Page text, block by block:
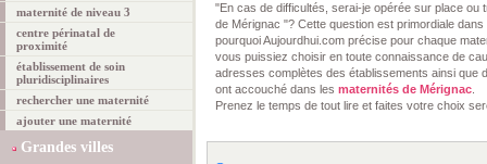
maternité de niveau 3
centre périnatal de
proximité
établissement de soin
pluridisciplinaires
rechercher une maternité
ajouter une maternité
Grandes villes
"En cas de difficultés, serai-je opérée sur place ou
de Mérignac "? Cette question est primordiale
pourquoi Aujourdhui.com précise pour chaque
vous puissiez choisir en toute connaissance de
adresses complètes des établissements ainsi que
ont accouché dans les maternités de Mérignac
Prenez le temps de tout lire et faites votre choix